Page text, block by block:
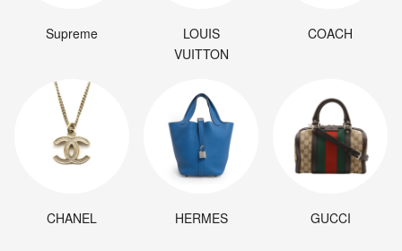
Supreme
LOUIS
VUITTON
COACH
CHANEL HERMES GUCCI